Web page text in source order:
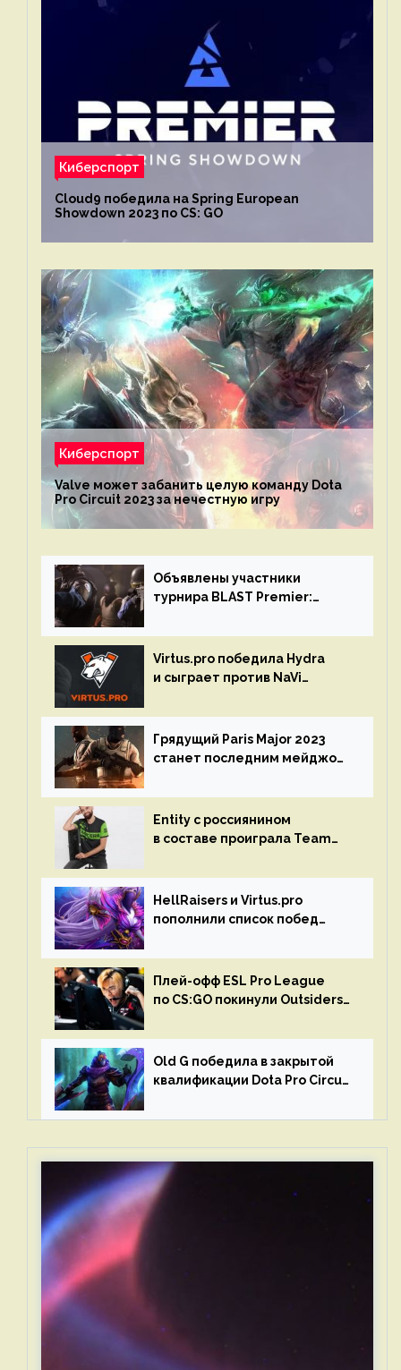
Киберспорт
Cloud9 победила на Spring European
Showdown 2023 по CS: GO
Киберспорт
Valve может забанить целую команду Dota
Pro Circuit 2023 за нечестную игру
Объявлены участники
турнира BLAST Premier:
Virtus.pro победила Hydra
и сыграет против NaVi
Грядущий Paris Major 2023
станет последним мейджор-
Entity с россиянином
в составе проиграла Team
HellRaisers и Virtus.pro
пополнили список побед
Плей-офф ESL Pro League
по CS:GO покинули Outsiders
Old G победила в закрытой
квалификации Dota Pro Circuit